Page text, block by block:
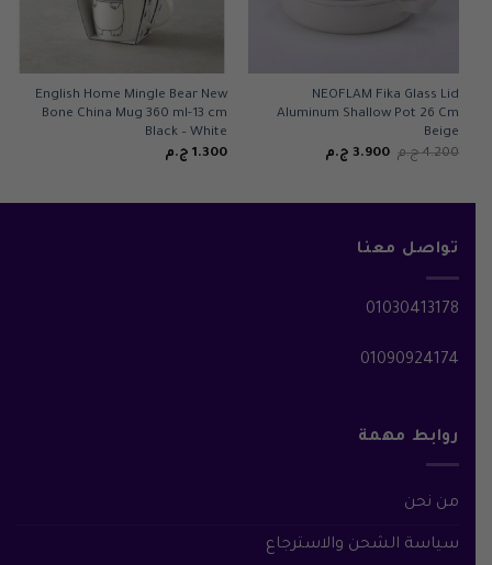
NEOFLAM Fika Glass Lid
Aluminum Shallow Pot 26 Cm
Beige
4.200 ج.م السعر
3.900 ج.مالسعر
English Home Mingle Bear New
Bone China Mug 360 ml-13 cm
Black – White
1.300 ج.م
تواصل معنا
01030413178
01090924174
روابط مهمة
من نحن
سياسة الشحن والاسترجاع